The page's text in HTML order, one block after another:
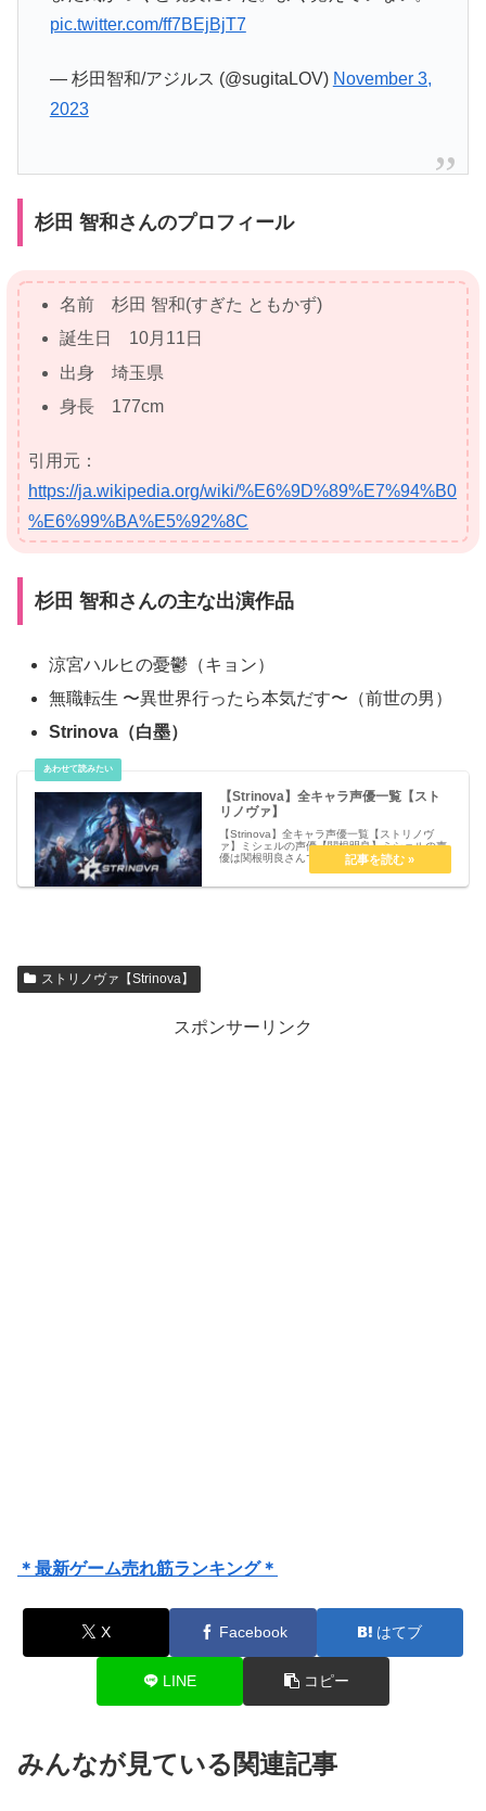
pic.twitter.com/ff7BEjBjT7
— 杉田智和/アジルス (@sugitaLOV) November 3,
2023
杉田 智和さんのプロフィール
名前 杉田 智和(すぎた ともかず)
誕生日 10月11日
出身 埼玉県
身長 177cm
引用元：
https://ja.wikipedia.org/wiki/%E6%9D%89%E7%94%B0
%E6%99%BA%E5%92%8C
杉田 智和さんの主な出演作品
涼宮ハルヒの憂鬱（キョン）
無職転生 〜異世界行ったら本気だす〜（前世の男）
Strinova（白墨）
【Strinova】全キャラ声優一覧【スト
リノヴァ】
【Strinova】全キャラ声優一覧【ストリノヴ
ァ】ミシェルの声優【関根明良】ミシェルの声
優は関根明良さんです。プロフィールと主な出
演作品はこちら信長の声優【福山潤】信長の声
ストリノヴァ【Strinova】
スポンサーリンク
＊最新ゲーム売れ筋ランキング＊
X Facebook はてブ
LINE コピー
みんなが見ている関連記事